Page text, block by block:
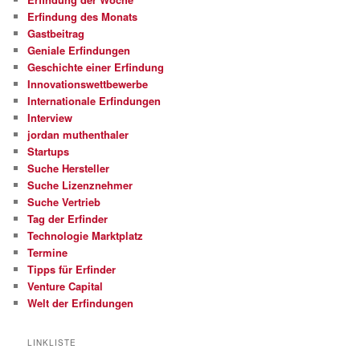
Erfindung des Monats
Gastbeitrag
Geniale Erfindungen
Geschichte einer Erfindung
Innovationswettbewerbe
Internationale Erfindungen
Interview
jordan muthenthaler
Startups
Suche Hersteller
Suche Lizenznehmer
Suche Vertrieb
Tag der Erfinder
Technologie Marktplatz
Termine
Tipps für Erfinder
Venture Capital
Welt der Erfindungen
LINKLISTE